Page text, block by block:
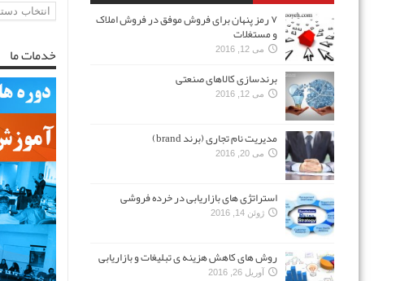
موضوعات
خدمات ما
۷ رمز پنهان برای فروش موفق در فروش املاک
و مستغلات
می 12, 2016
برندسازی کالاهای صنعتی
می 12, 2016
مدیریت نام تجاری (برند brand)
می 20, 2016
استراتژی های بازاریابی در خرده فروشی
ژوئن 14, 2016
روش های کاهش هزینه ی تبلیغات و بازاریابی
آوریل 26, 2016